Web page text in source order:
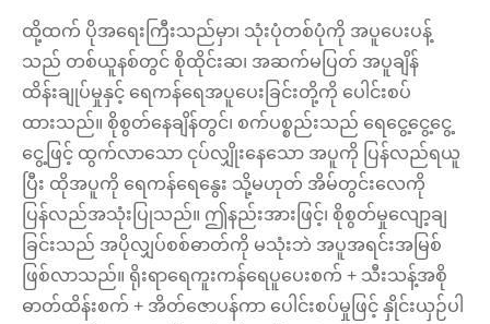
ထို့ထက် ပိုအရေးကြီးသည်မှာ၊ သုံးပုံတစ်ပုံကို အပူပေးပန့်
သည် တစ်ယူနစ်တွင် စိုထိုင်းဆ၊ အဆက်မပြတ် အပူချိန်
ထိန်းချုပ်မှုနှင့် ရေကန်ရေအပူပေးခြင်းတို့ကို ပေါင်းစပ်
ထားသည်။ စိုစွတ်နေချိန်တွင်၊ စက်ပစ္စည်းသည် ရေငွေ့ငွေ့ငွေ့
ငွေ့ဖြင့် ထွက်လာသော ငုပ်လျှိုးနေသော အပူကို ပြန်လည်ရယူ
ပြီး ထိုအပူကို ရေကန်ရေနွေး သို့မဟုတ် အိမ်တွင်းလေကို
ပြန်လည်အသုံးပြုသည်။ ဤနည်းအားဖြင့်၊ စိုစွတ်မှုလျော့ချ
ခြင်းသည် အပိုလျှပ်စစ်ဓာတ်ကို မသုံးဘဲ အပူအရင်းအမြစ်
ဖြစ်လာသည်။ ရိုးရာရေကူးကန်ရေပူပေးစက် + သီးသန့်အစို
ဓာတ်ထိန်းစက် + အိတ်ဇောပန်ကာ ပေါင်းစပ်မှုဖြင့် နှိုင်းယှဉ်ပါ